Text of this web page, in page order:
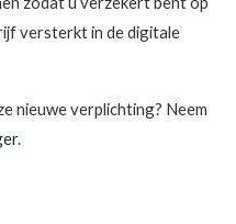
versterkt in de digitale
nieuwe verplichting? Neem